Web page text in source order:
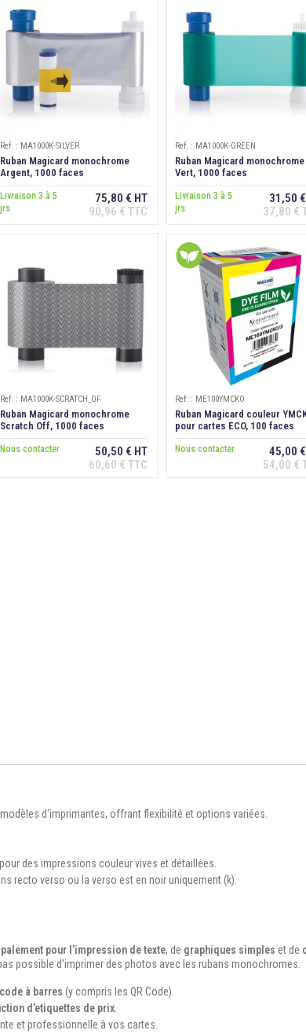
Ref. : MA1000K-SILVER
Ruban Magicard monochrome
Argent, 1000 faces
Livraison 3 à 5
jrs
75,80 € HT
90,96 € TTC
Ref. : MA1000K-GREEN
Ruban Magicard monochrome
Vert, 1000 faces
Livraison 3 à 5
jrs
31,50
37,80 €
Ref. : MA1000K-SCRATCH_OF
Ruban Magicard monochrome
Scratch Off, 1000 faces
Nous contacter
50,50 € HT
60,60 € TTC
Ref. : ME100YMCKO
Ruban Magicard couleur
pour cartes ECO, 100 faces
Nous contacter
45,00
54,00 €
d'imprimantes, offrant flexibilité et options variées.
des impressions couleur vives et détaillées.
recto verso ou la verso est en noir uniquement (k).
pour l’impression de texte, de graphiques simples et de
possible d'imprimer des photos avec les rubans monochromes.
à barres (y compris les QR Code).
d’etiquettes de prix
et professionnelle à vos cartes.